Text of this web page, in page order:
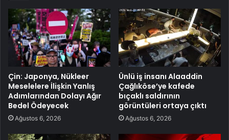
Çin: Japonya, Nükleer
Meselelere İlişkin Yanlış
Adımlarından Dolayı Ağır
Bedel Ödeyecek
Ağustos 6, 2026
Ünlü iş insanı Alaaddin
Çağlıköse’ye kafede
bıçaklı saldırının
görüntüleri ortaya çıktı
Ağustos 6, 2026